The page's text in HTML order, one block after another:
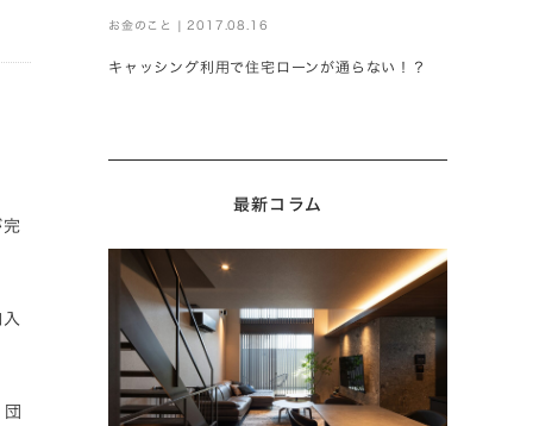
完
お金のこと | 2017.08.16
キャッシング利用で住宅ローンが通らない！？
最新コラム